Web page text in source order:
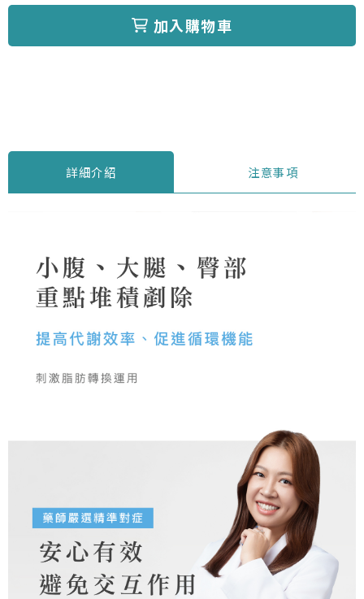
加入購物車
詳細介紹 注意事項